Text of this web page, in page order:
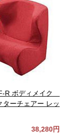
R ボディメイク
ターチェアー レッ
38,280円